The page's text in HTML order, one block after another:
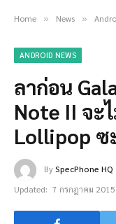
Home » News »
ANDROID NEWS
ลาก่อน
Note II จะ
Lollipop ซ
BySpecPhone HQ
Updated: 7 กรกฎาคม 2015